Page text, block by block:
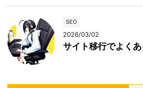
SEO
2026/03/02
サイト移行でよく